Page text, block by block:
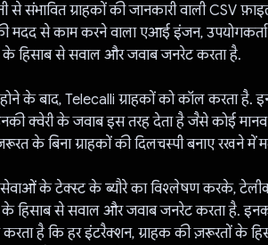
से संभावित ग्राहकों की जानकारी वाली CSV
से काम करने वाला एआई इंजन, उपयोगकर्ता
के हिसाब से सवाल और जवाब जनरेट करता है.
के बाद, Telecalli ग्राहकों को कॉल करता है.
क्वेरी के जवाब इस तरह देता है जैसे कोई मानव
के बिना ग्राहकों की दिलचस्पी बनाए रखने में
सेवाओं के टेक्स्ट के ब्यौरे का विश्लेषण करके,
के हिसाब से सवाल और जवाब जनरेट करता है.
करता है कि हर इंटरैक्शन, ग्राहक की ज़रूरतों के